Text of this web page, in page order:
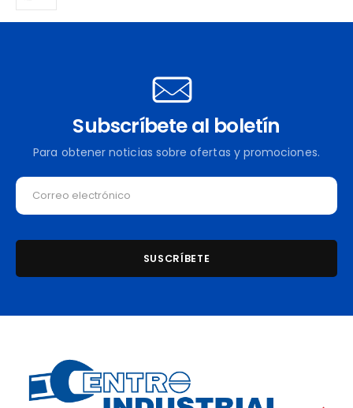
Subscríbete al boletín
Para obtener noticias sobre ofertas y promociones.